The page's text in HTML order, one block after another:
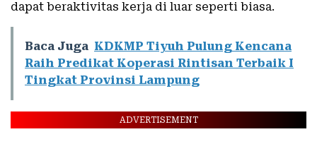
dapat beraktivitas kerja di luar seperti biasa.
Baca Juga KDKMP Tiyuh Pulung Kencana
Raih Predikat Koperasi Rintisan Terbaik I
Tingkat Provinsi Lampung
ADVERTISEMENT